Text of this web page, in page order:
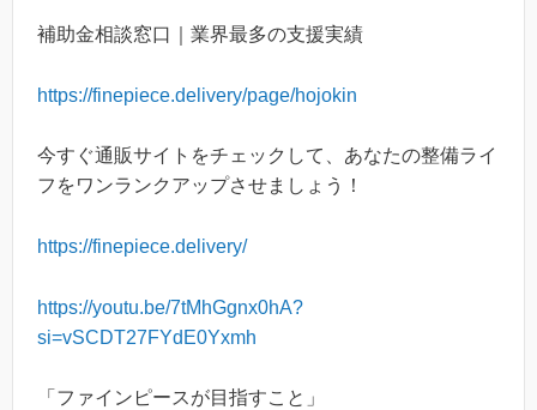
補助金相談窓口｜業界最多の支援実績
https://finepiece.delivery/page/hojokin
今すぐ通販サイトをチェックして、あなたの整備ライ
フをワンランクアップさせましょう！
https://finepiece.delivery/
https://youtu.be/7tMhGgnx0hA?
si=vSCDT27FYdE0Yxmh
「ファインピースが目指すこと」